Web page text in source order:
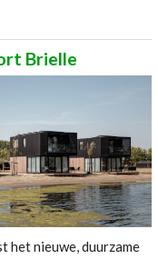
Brielle
nieuwe, duurzame